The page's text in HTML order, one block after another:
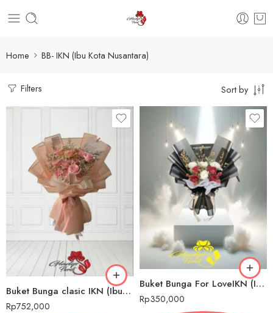
Home BB- IKN (Ibu Kota Nusantara)
Filters Sort by
Buket Bunga clasic IKN (Ibu Kota Nusantara)
Rp752,000
Buket Bunga For LoveIKN (Ibu Kota Nusantara)
Rp350,000